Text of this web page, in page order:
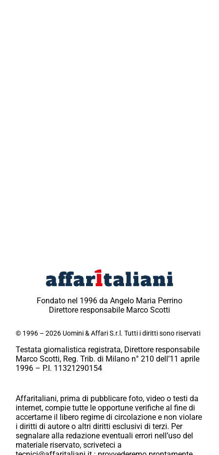
Fondato nel 1996 da Angelo Maria Perrino
Direttore responsabile Marco Scotti
© 1996 – 2026 Uomini & Affari S.r.l. Tutti i diritti sono riservati
Testata giornalistica registrata, Direttore responsabile
Marco Scotti, Reg. Trib. di Milano n° 210 dell’11 aprile
1996 – P.I. 11321290154
Affaritaliani, prima di pubblicare foto, video o testi da
internet, compie tutte le opportune verifiche al fine di
accertarne il libero regime di circolazione e non violare
i diritti di autore o altri diritti esclusivi di terzi. Per
segnalare alla redazione eventuali errori nell’uso del
materiale riservato, scriveteci a